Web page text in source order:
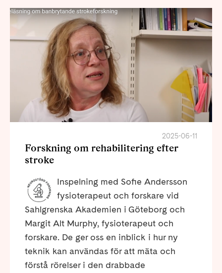
2025-06-11
Forskning om rehabilitering efter
stroke
Inspelning med Sofie Andersson
fysioterapeut och forskare vid
Sahlgrenska Akademien i Göteborg och
Margit Alt Murphy, fysioterapeut och
forskare. De ger oss en inblick i hur ny
teknik kan användas för att mäta och
förstå rörelser i den drabbade